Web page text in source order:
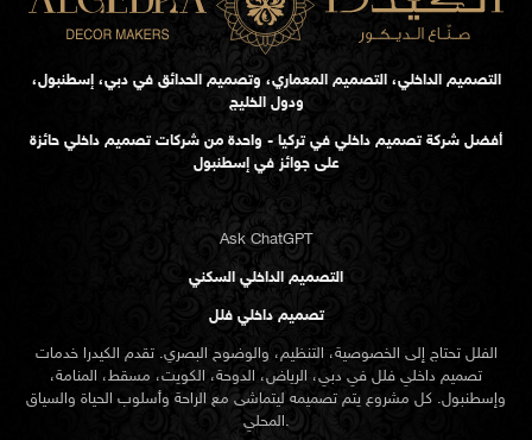
التصميم الداخلي، التصميم المعماري، وتصميم الحدائق في دبي، إسطنبول،
ودول الخليج
أفضل شركة تصميم داخلي في تركيا - واحدة من شركات تصميم داخلي حائزة
على جوائز في إسطنبول
Ask ChatGPT
التصميم الداخلي السكني
تصميم داخلي فلل
الفلل تحتاج إلى الخصوصية، التنظيم، والوضوح البصري. تقدم الكيدرا خدمات
تصميم داخلي فلل في دبي، الرياض، الدوحة، الكويت، مسقط، المنامة،
وإسطنبول. كل مشروع يتم تصميمه ليتماشى مع الراحة وأسلوب الحياة والسياق
المحلي.